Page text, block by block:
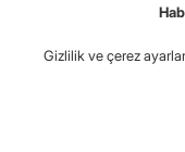
Gizlilik ve çerez